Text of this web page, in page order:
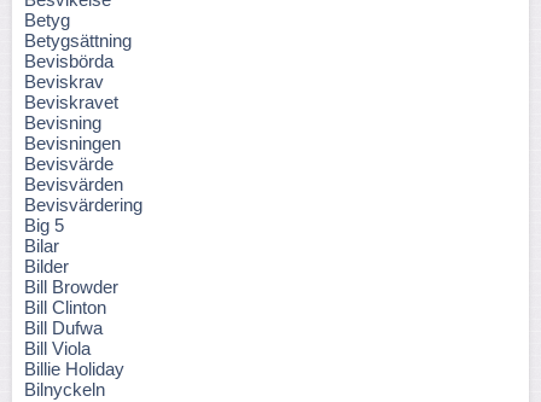
Betyg
Betygsättning
Bevisbörda
Beviskrav
Beviskravet
Bevisning
Bevisningen
Bevisvärde
Bevisvärden
Bevisvärdering
Big 5
Bilar
Bilder
Bill Browder
Bill Clinton
Bill Dufwa
Bill Viola
Billie Holiday
Bilnyckeln